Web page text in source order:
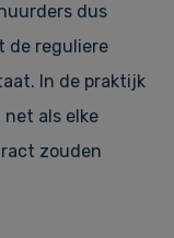
dus
de reguliere
In de praktijk
als elke
zouden